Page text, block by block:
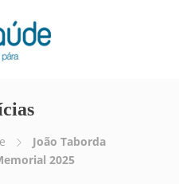
João Taborda
2025